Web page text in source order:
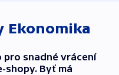
Ekonomika
pro snadné vrácení
shopy. Byť má